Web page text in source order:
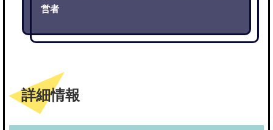
営者
詳細情報